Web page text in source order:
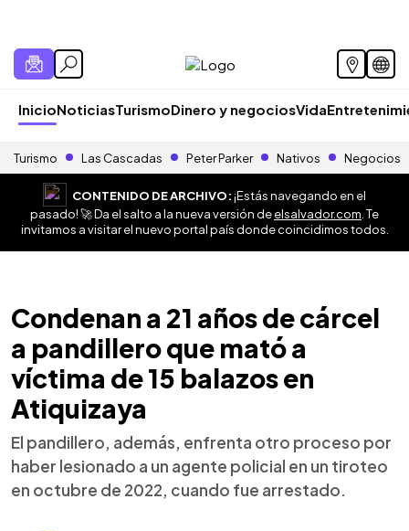
InicioNoticiasTurismoDinero y negociosVida
Turismo Las Cascadas Peter Parker Nativos Negocios
CONTENIDO DE ARCHIVO:¡Estás navegando en el
pasado! 🚀 Da el salto a la nueva versión deelsalvador.com . Te
invitamos a visitar el nuevo portal país donde coincidimos todos.
Condenan a 21 años de cárcel
a pandillero que mató a
víctima de 15 balazos en
Atiquizaya
El pandillero, además, enfrenta otro proceso por
haber lesionado a un agente policial en un tiroteo
en octubre de 2022, cuando fue arrestado.